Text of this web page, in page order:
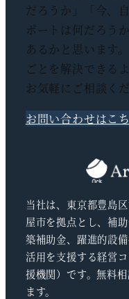
だろうか」「今、
ポートは何だろう
あるかと思います
ごとを解決できる
お気軽にご相談くだ
お問い合わせはこ
当社は、東京都豊島
屋市を拠点とし、補
築補助金、躍進的設
活用を支援する経営
援機関）です。無料
ます。